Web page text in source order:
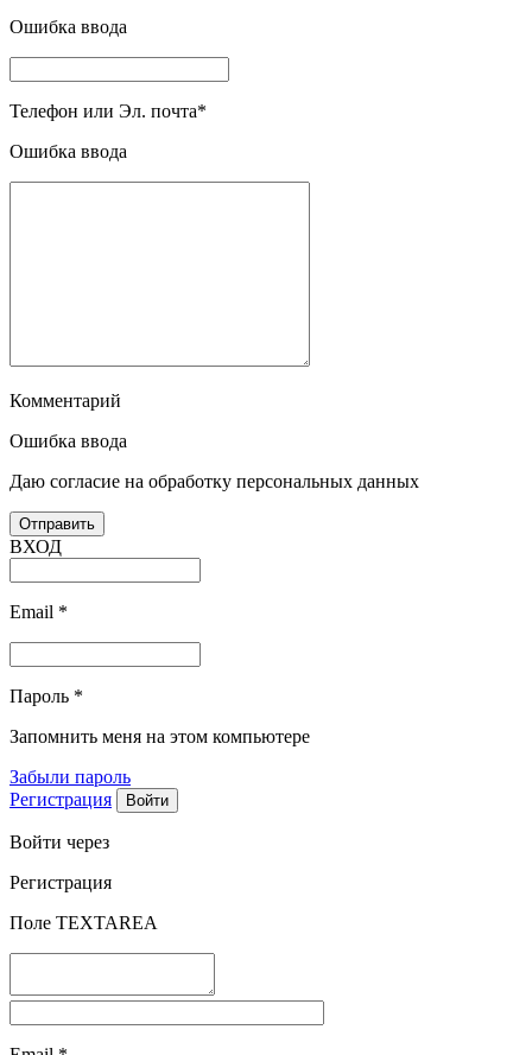
Ошибка ввода
Телефон или Эл. почта*
Ошибка ввода
Комментарий
Ошибка ввода
Даю согласие на обработку персональных данных
ВХОД
Email *
Пароль *
Запомнить меня на этом компьютере
Забыли пароль
Регистрация
Войти через
Регистрация
Поле TEXTAREA